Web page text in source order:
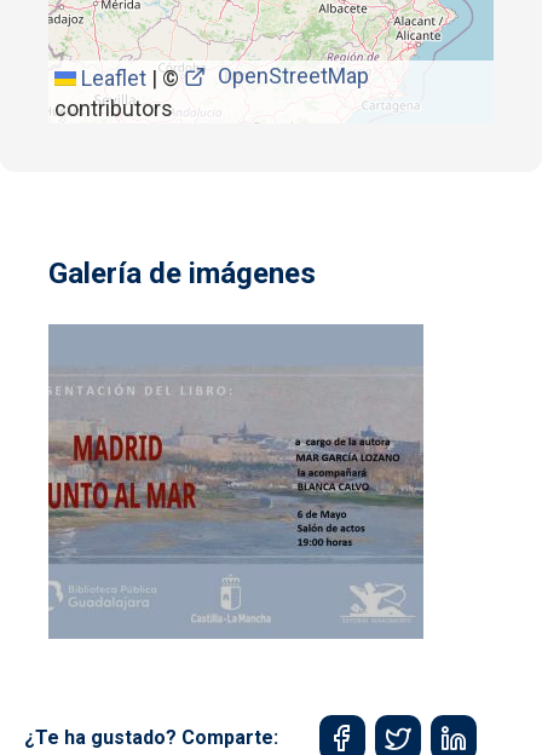
Leaflet |©
OpenStreetMap
contributors
Galería de imágenes
¿Te ha gustado? Comparte: